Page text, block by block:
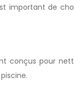
important de
conçus pour